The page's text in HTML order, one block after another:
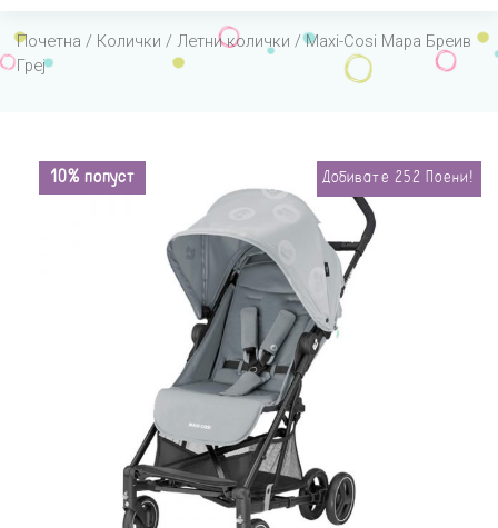
Почетна / Колички / Летни колички / Maxi-Cosi Мара Бреив
Греј
10% попуст Добивате 252 Поени!